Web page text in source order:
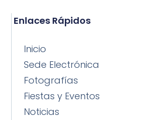
Enlaces Rápidos
Inicio
Sede Electrónica
Fotografías
Fiestas y Eventos
Noticias